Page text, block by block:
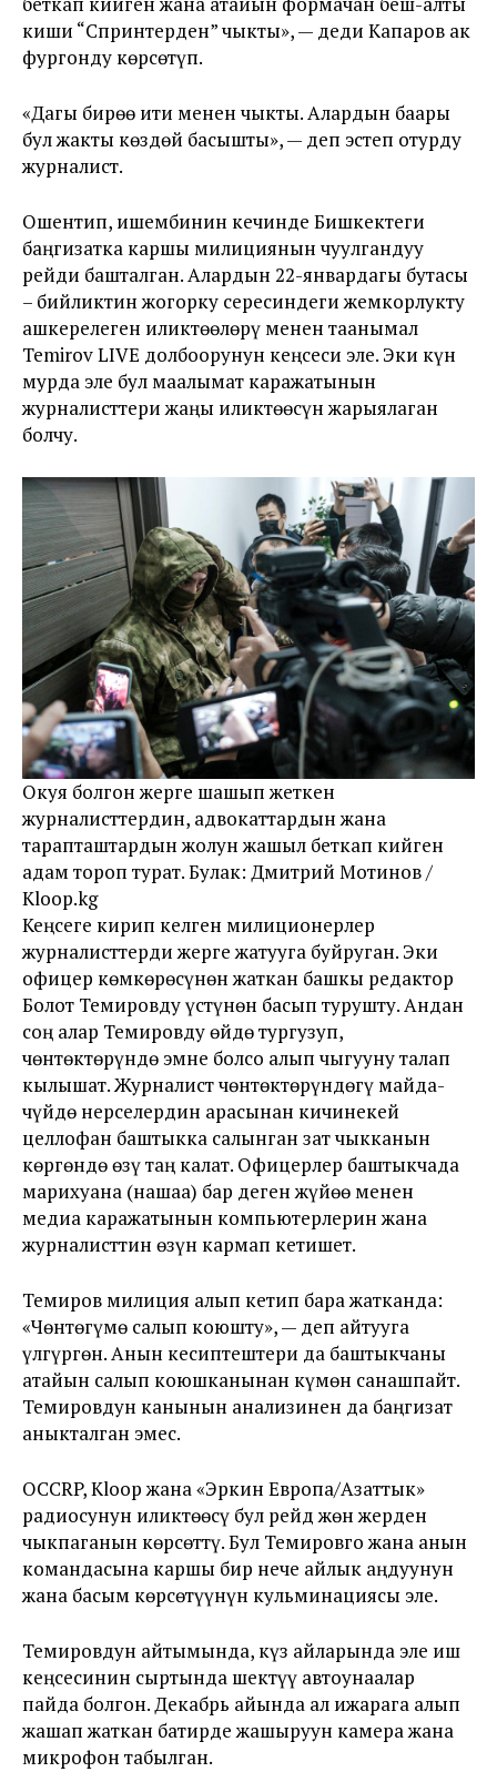
киши “Спринтерден” чыкты», — деди Капаров ак
фургонду көрсөтүп.
«Дагы бирөө ити менен чыкты. Алардын баары
бул жакты көздөй басышты», — деп эстеп отурду
журналист.
Ошентип, ишембинин кечинде Бишкектеги
баңгизатка каршы милициянын чуулгандуу
рейди башталган. Алардын 22-январдагы бутасы
– бийликтин жогорку сересиндеги жемкорлукту
ашкерелеген иликтөөлөрү менен таанымал
Temirov LIVE долбоорунун кеңсеси эле. Эки күн
мурда эле бул маалымат каражатынын
журналисттери жаңы иликтөөсүн жарыялаган
болчу.
Окуя болгон жерге шашып жеткен
журналисттердин, адвокаттардын жана
тарапташтардын жолун жашыл беткап кийген
адам тороп турат. Булак: Дмитрий Мотинов /
Kloop.kg
Кеңсеге кирип келген милиционерлер
журналисттерди жерге жатууга буйруган. Эки
офицер көмкөрөсүнөн жаткан башкы редактор
Болот Темировду үстүнөн басып турушту. Андан
соң алар Темировду өйдө тургузуп,
чөнтөктөрүндө эмне болсо алып чыгууну талап
кылышат. Журналист чөнтөктөрүндөгү майда-
чүйдө нерселердин арасынан кичинекей
целлофан баштыкка салынган зат чыкканын
көргөндө өзү таң калат. Офицерлер баштыкчада
марихуана (нашаа) бар деген жүйөө менен
медиа каражатынын компьютерлерин жана
журналисттин өзүн кармап кетишет.
Темиров милиция алып кетип бара жатканда:
«Чөнтөгүмө салып коюшту», — деп айтууга
үлгүргөн. Анын кесиптештери да баштыкчаны
атайын салып коюшканынан күмөн санашпайт.
Темировдун канынын анализинен да баңгизат
аныкталган эмес.
OCCRP, Kloop жана «Эркин Европа/Азаттык»
радиосунун иликтөөсү бул рейд жөн жерден
чыкпаганын көрсөттү. Бул Темировго жана анын
командасына каршы бир нече айлык аңдуунун
жана басым көрсөтүүнүн кульминациясы эле.
Темировдун айтымында, күз айларында эле иш
кеңсесинин сыртында шектүү автоунаалар
пайда болгон. Декабрь айында ал ижарага алып
жашап жаткан батирде жашыруун камера жана
микрофон табылган.